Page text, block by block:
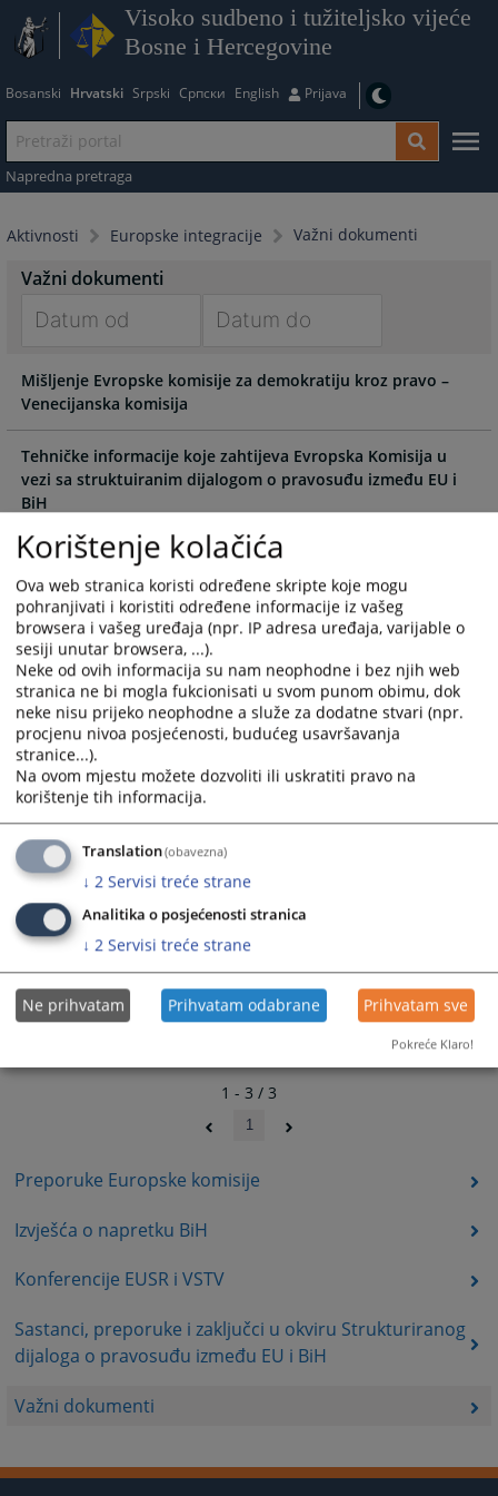
Visoko sudbeno i tužiteljsko vijeće
Bosne i Hercegovine
Bosanski Hrvatski Srpski Српски English Prijava
Napredna pretraga
Aktivnosti Europske integracije Važni dokumenti
Preporuke Europske komisije
Izvješća o napretku BiH
Konferencije EUSR i VSTV
Sastanci, preporuke i zaključci u okviru Strukturiranog
dijaloga o pravosuđu između EU i BiH
Važni dokumenti
Važni dokumenti
forward
to
interact
with
the
calendar
select
a
date.
Press
the
question
mark
key
to
get
the
keyboard
shortcuts
for
changing
dates.
forward
interact
with
the
select
a
date.
Press
the
question
mark
key
get
the
keyboard
shortcuts
for
changing
dates.
Mišljenje Evropske komisije za demokratiju kroz pravo –
Venecijanska komisija
Tehničke informacije koje zahtijeva Evropska Komisija u
vezi sa struktuiranim dijalogom o pravosuđu između EU i
BiH
Sporazum o stabilizaciji i pridruživanju
1 - 3 / 3
1
Korištenje kolačića
Ova web stranica koristi određene skripte koje mogu
pohranjivati i koristiti određene informacije iz vašeg
browsera i vašeg uređaja (npr. IP adresa uređaja, varijable o
sesiji unutar browsera, ...).
Neke od ovih informacija su nam neophodne i bez njih web
stranica ne bi mogla fukcionisati u svom punom obimu, dok
neke nisu prijeko neophodne a služe za dodatne stvari (npr.
procjenu nivoa posjećenosti, budućeg usavršavanja
stranice...).
Na ovom mjestu možete dozvoliti ili uskratiti pravo na
korištenje tih informacija.
Translation(obavezna)
↓ 2 Servisi treće strane
Analitika o posjećenosti stranica
↓ 2 Servisi treće strane
Ne prihvatam Prihvatam odabrane Prihvatam sve
Pokreće Klaro!